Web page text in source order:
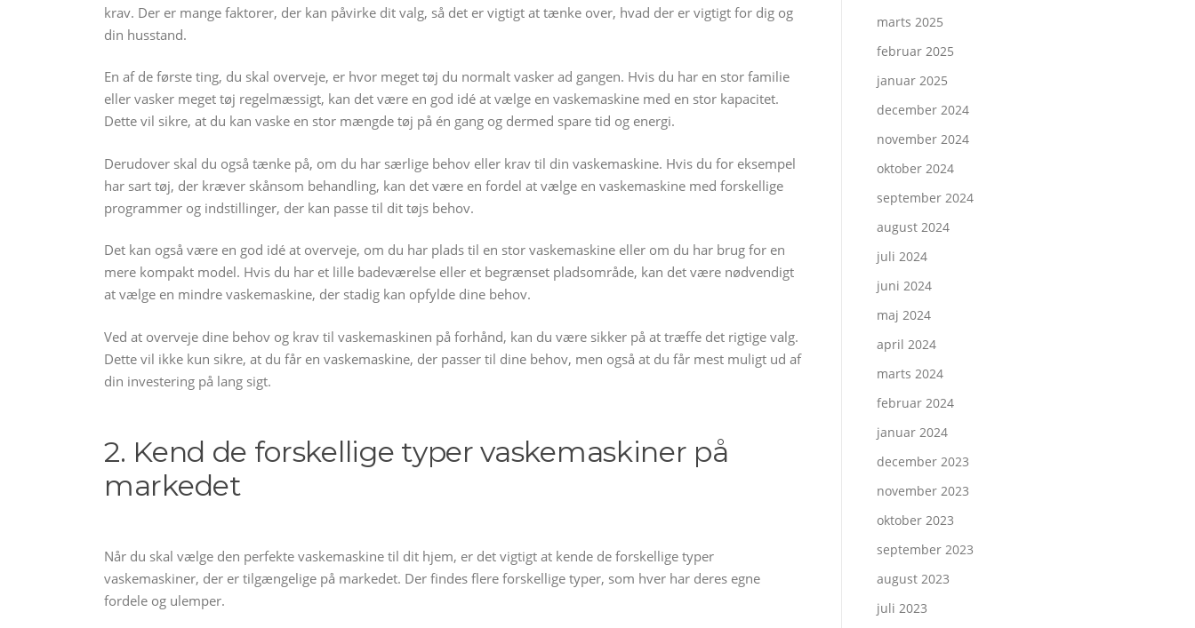
krav. Der er mange faktorer, der kan påvirke dit valg, så det er vigtigt at tænke over, hvad der er vigtigt for dig og
din husstand.
En af de første ting, du skal overveje, er hvor meget tøj du normalt vasker ad gangen. Hvis du har en stor familie
eller vasker meget tøj regelmæssigt, kan det være en god idé at vælge en vaskemaskine med en stor kapacitet.
Dette vil sikre, at du kan vaske en stor mængde tøj på én gang og dermed spare tid og energi.
Derudover skal du også tænke på, om du har særlige behov eller krav til din vaskemaskine. Hvis du for eksempel
har sart tøj, der kræver skånsom behandling, kan det være en fordel at vælge en vaskemaskine med forskellige
programmer og indstillinger, der kan passe til dit tøjs behov.
Det kan også være en god idé at overveje, om du har plads til en stor vaskemaskine eller om du har brug for en
mere kompakt model. Hvis du har et lille badeværelse eller et begrænset pladsområde, kan det være nødvendigt
at vælge en mindre vaskemaskine, der stadig kan opfylde dine behov.
Ved at overveje dine behov og krav til vaskemaskinen på forhånd, kan du være sikker på at træffe det rigtige valg.
Dette vil ikke kun sikre, at du får en vaskemaskine, der passer til dine behov, men også at du får mest muligt ud af
din investering på lang sigt.
2. Kend de forskellige typer vaskemaskiner på
markedet
Når du skal vælge den perfekte vaskemaskine til dit hjem, er det vigtigt at kende de forskellige typer
vaskemaskiner, der er tilgængelige på markedet. Der findes flere forskellige typer, som hver har deres egne
fordele og ulemper.
marts 2025
februar 2025
januar 2025
december 2024
november 2024
oktober 2024
september 2024
august 2024
juli 2024
juni 2024
maj 2024
april 2024
marts 2024
februar 2024
januar 2024
december 2023
november 2023
oktober 2023
september 2023
august 2023
juli 2023